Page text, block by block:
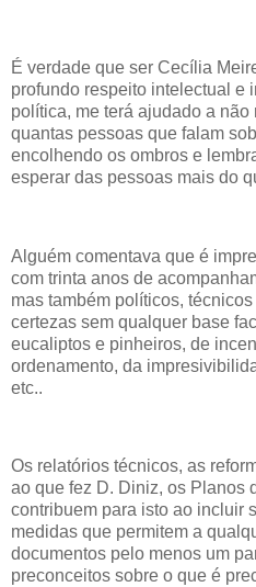
É verdade que ser Cecília
profundo respeito intelectual e
política, me terá ajudado a
quantas pessoas que falam
encolhendo os ombros e
esperar das pessoas mais do
Alguém comentava que é
com trinta anos de
mas também políticos,
certezas sem qualquer base
eucaliptos e pinheiros, de
ordenamento, da
etc..
Os relatórios técnicos, as
ao que fez D. Diniz, os Planos
contribuem para isto ao incluir
medidas que permitem a
documentos pelo menos um
preconceitos sobre o que é